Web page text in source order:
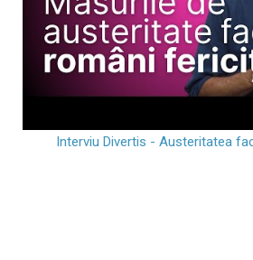
Interviu Divertis - Austeritatea